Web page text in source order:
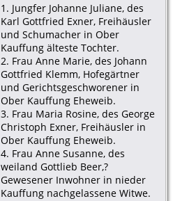
1. Jungfer Johanne Juliane, des
Karl Gottfried Exner, Freihäusler
und Schumacher in Ober
Kauffung älteste Tochter.
2. Frau Anne Marie, des Johann
Gottfried Klemm, Hofegärtner
und Gerichtsgeschworener in
Ober Kauffung Eheweib.
3. Frau Maria Rosine, des George
Christoph Exner, Freihäusler in
Ober Kauffung Eheweib.
4. Frau Anne Susanne, des
weiland Gottlieb Beer,?
Gewesener Inwohner in nieder
Kauffung nachgelassene Witwe.